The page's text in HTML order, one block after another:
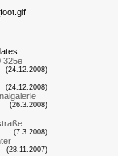
325e
(24.12.2008)
(24.12.2008)
(26.3.2008)
(7.3.2008)
(28.11.2007)